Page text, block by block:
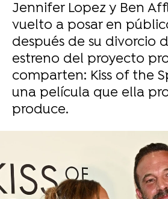
Jennifer Lopez y Ben
vuelto a posar en
después de su divorcio
estreno del proyecto
comparten: Kiss of the
una película que ella
produce.
El vídeo de Jennifer Lopez
maquillaje donde muestra
natural a sus 56 años